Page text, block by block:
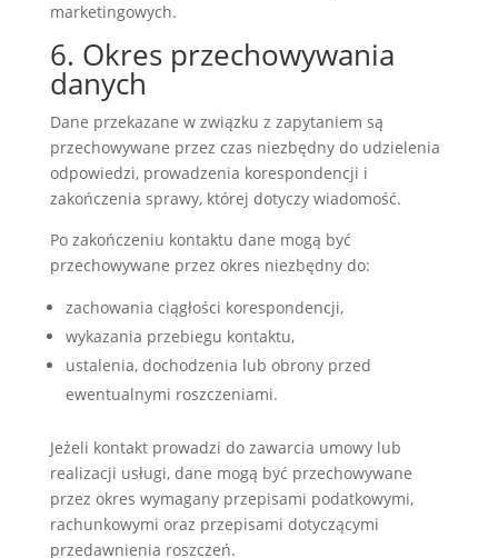
marketingowych.
6. Okres przechowywania
danych
Dane przekazane w związku z zapytaniem są
przechowywane przez czas niezbędny do udzielenia
odpowiedzi, prowadzenia korespondencji i
zakończenia sprawy, której dotyczy wiadomość.
Po zakończeniu kontaktu dane mogą być
przechowywane przez okres niezbędny do:
zachowania ciągłości korespondencji,
wykazania przebiegu kontaktu,
ustalenia, dochodzenia lub obrony przed
ewentualnymi roszczeniami.
Jeżeli kontakt prowadzi do zawarcia umowy lub
realizacji usługi, dane mogą być przechowywane
przez okres wymagany przepisami podatkowymi,
rachunkowymi oraz przepisami dotyczącymi
przedawnienia roszczeń.